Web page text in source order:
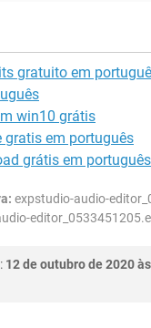
gratuito em
win10 grátis
gratis em português
grátis em
expstudio-audio-
12 de outubro de 2020